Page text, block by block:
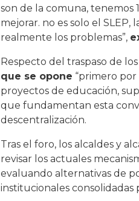
son de la comuna, tenemos
mejorar. no es solo el
realmente los problemas”,
Respecto del traspaso de
que se opone “primero
proyectos de educación,
que fundamentan esta
descentralización.
Tras el foro, los alcaldes y
revisar los actuales
evaluando alternativas de
institucionales consolidadas